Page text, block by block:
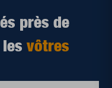
près de
lesvôtres